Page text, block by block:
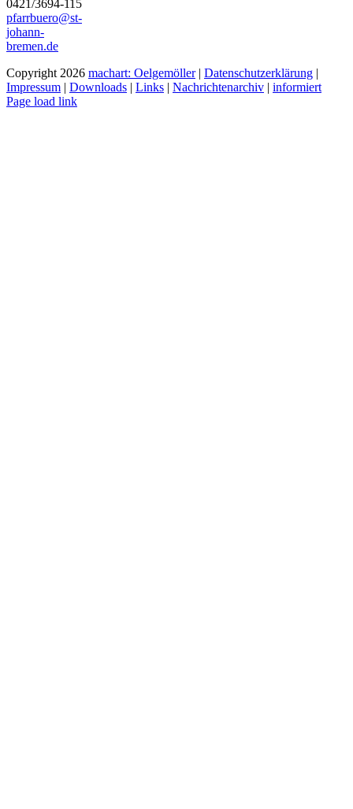
0421/3694-115
pfarrbuero@st-
johann-
bremen.de
Copyright 2026 machart: Oelgemöller| Datenschutzerklärung |
Impressum | Downloads | Links | Nachrichtenarchiv | informiert
Page load link